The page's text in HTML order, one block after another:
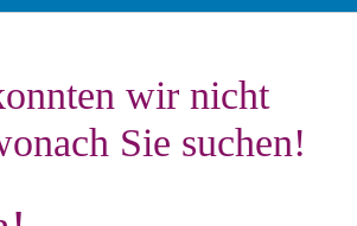
wir nicht
Sie suchen!